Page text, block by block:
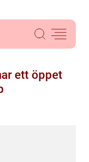
ett öppet